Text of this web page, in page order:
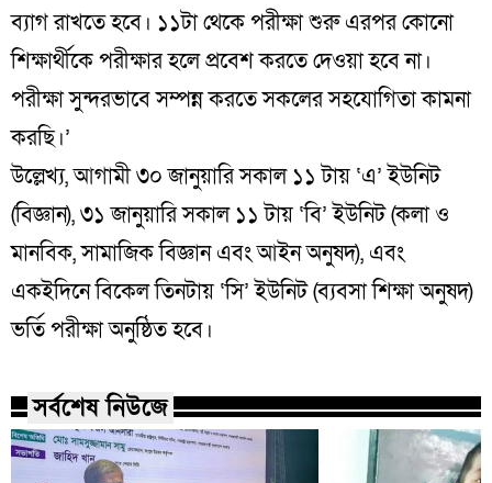
ব্যাগ রাখতে হবে। ১১টা থেকে পরীক্ষা শুরু এরপর কোনো
শিক্ষার্থীকে পরীক্ষার হলে প্রবেশ করতে দেওয়া হবে না।
পরীক্ষা সুন্দরভাবে সম্পন্ন করতে সকলের সহযোগিতা কামনা
করছি।’
উল্লেখ্য, আগামী ৩০ জানুয়ারি সকাল ১১ টায় ‘এ’ ইউনিট
(বিজ্ঞান), ৩১ জানুয়ারি সকাল ১১ টায় ‘বি’ ইউনিট (কলা ও
মানবিক, সামাজিক বিজ্ঞান এবং আইন অনুষদ), এবং
একইদিনে বিকেল তিনটায় ‘সি’ ইউনিট (ব্যবসা শিক্ষা অনুষদ)
ভর্তি পরীক্ষা অনুষ্ঠিত হবে।
সর্বশেষ নিউজে